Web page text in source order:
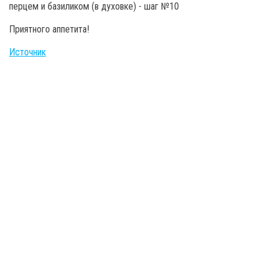
Приятного аппетита!
Источник